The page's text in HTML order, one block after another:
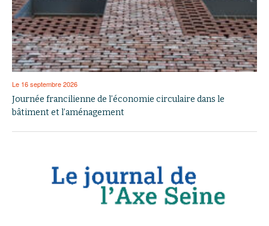
Le 16 septembre 2026
Journée francilienne de l’économie circulaire dans le
bâtiment et l’aménagement